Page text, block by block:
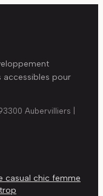
accessibles pour
Aubervilliers
casual chic femme